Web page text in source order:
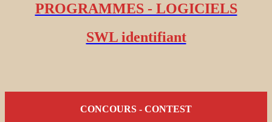
PROGRAMMES - LOGICIELS
SWL identifiant
CONCOURS - CONTEST